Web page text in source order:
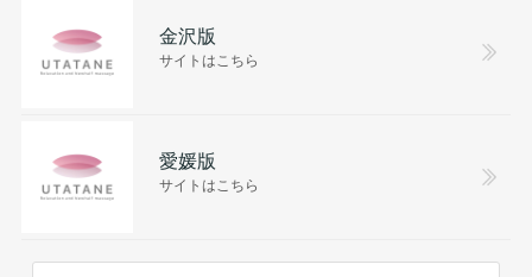
金沢版
サイトはこちら
愛媛版
サイトはこちら